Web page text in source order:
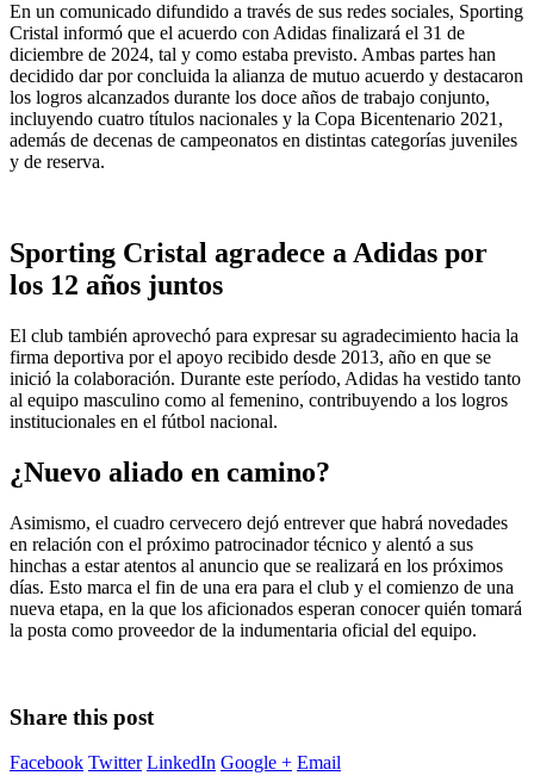
En un comunicado difundido a través de sus redes sociales, Sporting
Cristal informó que el acuerdo con Adidas finalizará el 31 de
diciembre de 2024, tal y como estaba previsto. Ambas partes han
decidido dar por concluida la alianza de mutuo acuerdo y destacaron
los logros alcanzados durante los doce años de trabajo conjunto,
incluyendo cuatro títulos nacionales y la Copa Bicentenario 2021,
además de decenas de campeonatos en distintas categorías juveniles
y de reserva.
Sporting Cristal agradece a Adidas por
los 12 años juntos
El club también aprovechó para expresar su agradecimiento hacia la
firma deportiva por el apoyo recibido desde 2013, año en que se
inició la colaboración. Durante este período, Adidas ha vestido tanto
al equipo masculino como al femenino, contribuyendo a los logros
institucionales en el fútbol nacional.
¿Nuevo aliado en camino?
Asimismo, el cuadro cervecero dejó entrever que habrá novedades
en relación con el próximo patrocinador técnico y alentó a sus
hinchas a estar atentos al anuncio que se realizará en los próximos
días. Esto marca el fin de una era para el club y el comienzo de una
nueva etapa, en la que los aficionados esperan conocer quién tomará
la posta como proveedor de la indumentaria oficial del equipo.
Share this post
Facebook Twitter LinkedIn Google + Email